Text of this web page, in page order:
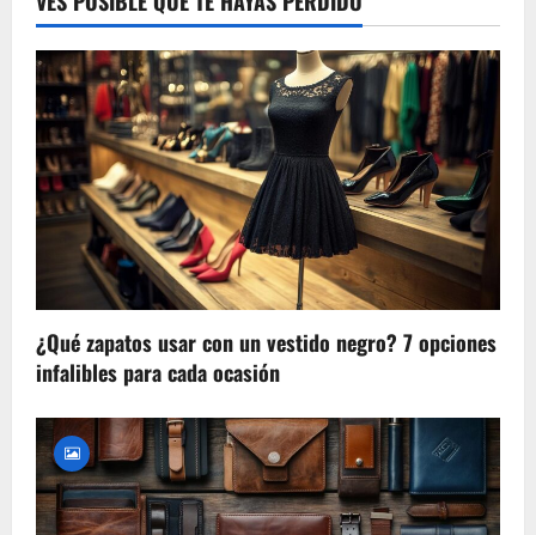
¿Qué zapatos usar con un vestido negro? 7 opciones
infalibles para cada ocasión